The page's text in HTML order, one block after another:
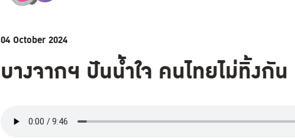
04 October 2024
บางจากฯ ปันน้ำใจ คนไทยไม่ทิ้งกัน